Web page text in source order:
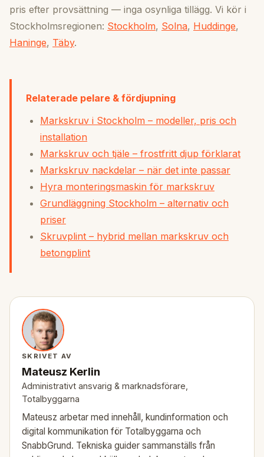
pris efter provsättning — inga osynliga tillägg. Vi kör i
Stockholmsregionen: Stockholm, Solna, Huddinge,
Haninge, Täby.
Relaterade pelare & fördjupning
Markskruv i Stockholm – modeller, pris och
installation
Markskruv och tjäle – frostfritt djup förklarat
Markskruv nackdelar – när det inte passar
Hyra monteringsmaskin för markskruv
Grundläggning Stockholm – alternativ och
priser
Skruvplint – hybrid mellan markskruv och
betongplint
SKRIVET AV
Mateusz Kerlin
Administrativt ansvarig & marknadsförare,
Totalbyggarna
Mateusz arbetar med innehåll, kundinformation och
digital kommunikation för Totalbyggarna och
SnabbGrund. Tekniska guider sammanställs från